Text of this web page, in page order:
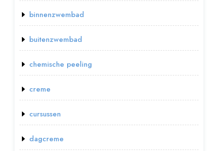
binnenzwembad
buitenzwembad
chemische peeling
creme
cursussen
dagcreme